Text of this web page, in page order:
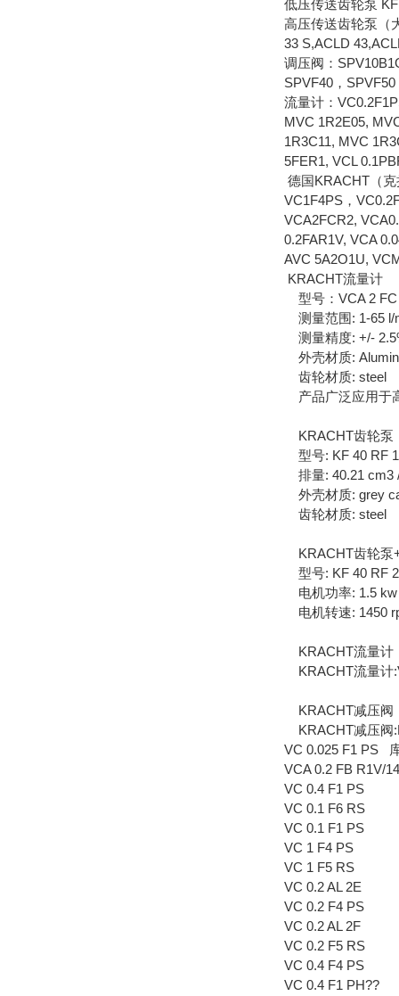
低压传送齿轮泵
高压传送齿轮泵（
33 S,ACLD
调压阀：
SPVF40，
流量计：
MVC 1R2E05,
1R3C11, MVC
5FER1, VCL
德国KRACHT（
VC1F4PS，
VCA2FCR2,
0.2FAR1V, VCA
AVC 5A2O1U,
KRACHT流量计
型号：VCA 2
测量范围: 1-65
测量精度: +/-
外壳材质:
齿轮材质: steel
产品广泛应用于
KRACHT齿轮泵
型号: KF 40 RF
排量: 40.21 cm3
外壳材质: grey
齿轮材质: steel
KRACHT齿轮泵
型号: KF 40 RF
电机功率: 1.5 kw
电机转速: 1450
KRACHT流量计
KRACHT流量计
KRACHT减压阀
KRACHT减压阀
VC 0.025 F1 PS
VCA 0.2 FB R1V/
VC 0.4 F1 PS
VC 0.1 F6 RS
VC 0.1 F1 PS
VC 1 F4 PS
VC 1 F5 RS
VC 0.2 AL 2E
VC 0.2 F4 PS
VC 0.2 AL 2F
VC 0.2 F5 RS
VC 0.4 F4 PS
VC 0.4 F1 PH??